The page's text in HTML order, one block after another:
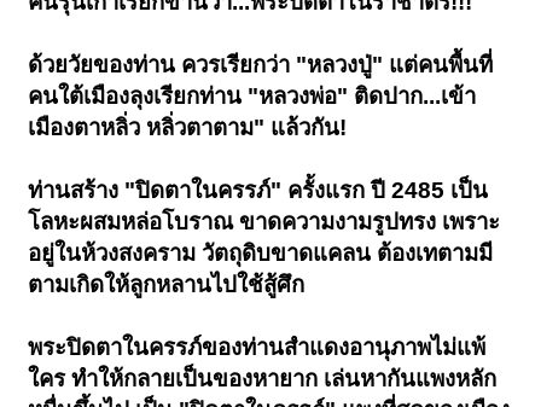
ด้วยวัยของท่าน ควรเรียกว่า "หลวงปู่" แต่คนพื้นที่
คนใต้เมืองลุงเรียกท่าน "หลวงพ่อ" ติดปาก...เข้า
เมืองตาหลิ่ว หลิ่วตาตาม" แล้วกัน!
ท่านสร้าง "ปิดตาในครรภ์" ครั้งแรก ปี 2485 เป็น
โลหะผสมหล่อโบราณ ขาดความงามรูปทรง เพราะ
อยู่ในห้วงสงคราม วัตถุดิบขาดแคลน ต้องเทตามมี
ตามเกิดให้ลูกหลานไปใช้สู้ศึก
พระปิดตาในครรภ์ของท่านสำแดงอานุภาพไม่แพ้
ใคร ทำให้กลายเป็นของหายาก เล่นหากันแพงหลัก